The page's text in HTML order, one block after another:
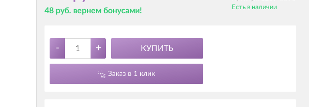
48 руб. вернем бонусами!
Есть в наличии
- + КУПИТЬ
Заказ в 1 клик